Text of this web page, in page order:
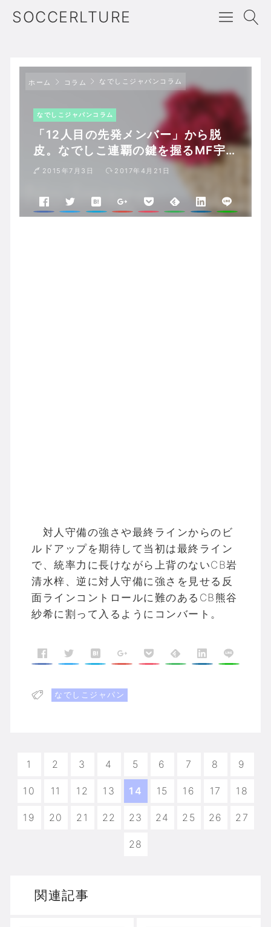
SOCCERLTURE
ホーム コラム なでしこジャパンコラム
なでしこジャパンコラム
「12人目の先発メンバー」から脱
皮。なでしこ連覇の鍵を握るMF宇
津木瑠美
2015年7月3日 2017年4月21日
対人守備の強さや最終ラインからのビ
ルドアップを期待して当初は最終ライン
で、統率力に長けながら上背のないCB岩
清水梓、逆に対人守備に強さを見せる反
面ラインコントロールに難のあるCB熊谷
紗希に割って入るようにコンバート。
なでしこジャパン
1 2 3 4 5 6 7 8 9
10 11 12 13 14 15 16 17 18
19 20 21 22 23 24 25 26 27
28
関連記事